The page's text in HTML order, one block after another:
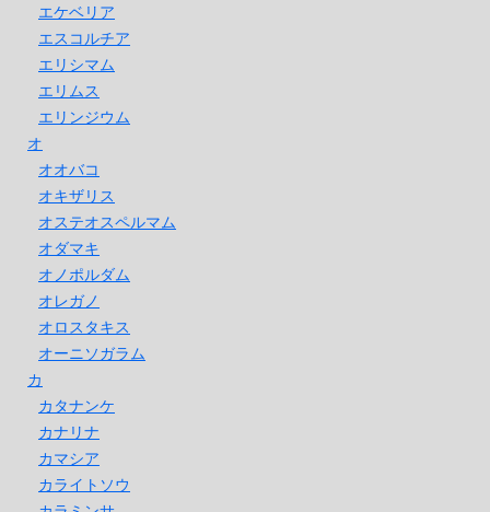
エケベリア
エスコルチア
エリシマム
エリムス
エリンジウム
オ
オオバコ
オキザリス
オステオスペルマム
オダマキ
オノポルダム
オレガノ
オロスタキス
オーニソガラム
カ
カタナンケ
カナリナ
カマシア
カライトソウ